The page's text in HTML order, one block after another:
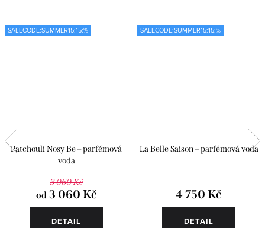
SALECODE:SUMMER15:15:%
Patchouli Nosy Be – parfémová
voda
3 060 Kč
od3 060 Kč
DETAIL
SALECODE:SUMMER15:15:%
La Belle Saison – parfémová voda
4 750 Kč
DETAIL